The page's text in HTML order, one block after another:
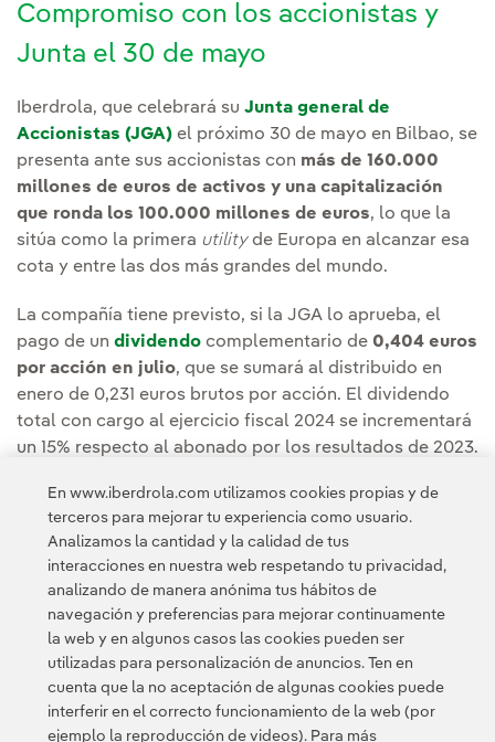
Compromiso con los accionistas y
Junta el 30 de mayo
Iberdrola, que celebrará su Junta general de
Accionistas (JGA) el próximo 30 de mayo en Bilbao, se
presenta ante sus accionistas con más de 160.000
millones de euros de activos y una capitalización
que ronda los 100.000 millones de euros, lo que la
sitúa como la primera utilityde Europa en alcanzar esa
cota y entre las dos más grandes del mundo.
La compañía tiene previsto, si la JGA lo aprueba, el
pago de un dividendo complementario de 0,404 euros
por acción en julio, que se sumará al distribuido en
enero de 0,231 euros brutos por acción. El dividendo
total con cargo al ejercicio fiscal 2024 se incrementará
un 15% respecto al abonado por los resultados de 2023.
el quórum de constitución de la Junta alcanza el 70%.
Contacta Clientes Política de Privacidad Información legal
Política de cookies Configuración de cookies Accesibilidad
En www.iberdrola.com utilizamos cookies propias y de
terceros para mejorar tu experiencia como usuario.
Analizamos la cantidad y la calidad de tus
interacciones en nuestra web respetando tu privacidad,
analizando de manera anónima tus hábitos de
navegación y preferencias para mejorar continuamente
la web y en algunos casos las cookies pueden ser
utilizadas para personalización de anuncios. Ten en
cuenta que la no aceptación de algunas cookies puede
interferir en el correcto funcionamiento de la web (por
ejemplo la reproducción de videos). Para más